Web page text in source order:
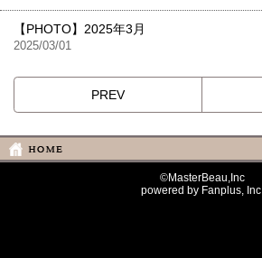
【PHOTO】2025年3月
2025/03/01
PREV
©MasterBeau,Inc
powered by Fanplus, Inc.